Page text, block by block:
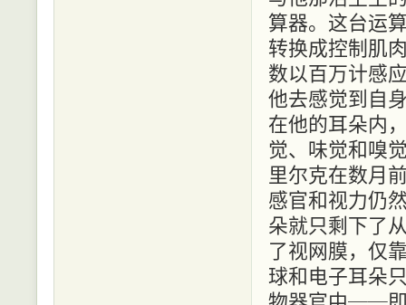
算器。这台运
转换成控制肌
数以百万计感
他去感觉到自
在他的耳朵内
觉、味觉和嗅
里尔克在数月
感官和视力仍
朵就只剩下了
了视网膜，仅
球和电子耳朵